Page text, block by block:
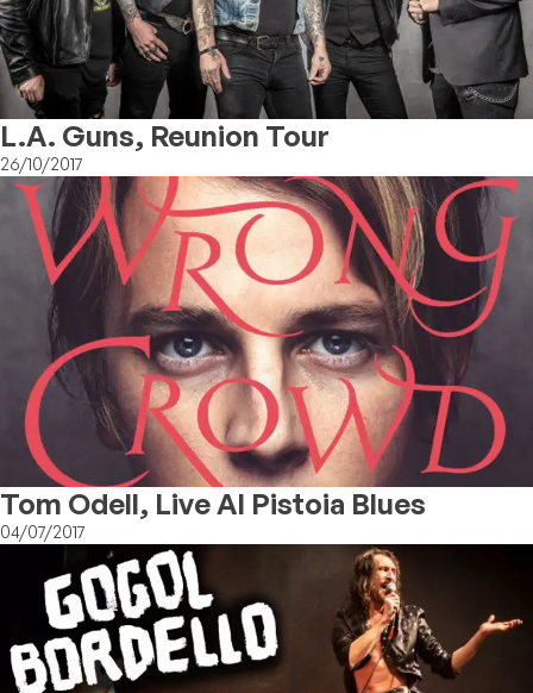
L.A. Guns, Reunion Tour
26/10/2017
Tom Odell, Live Al Pistoia Blues
04/07/2017